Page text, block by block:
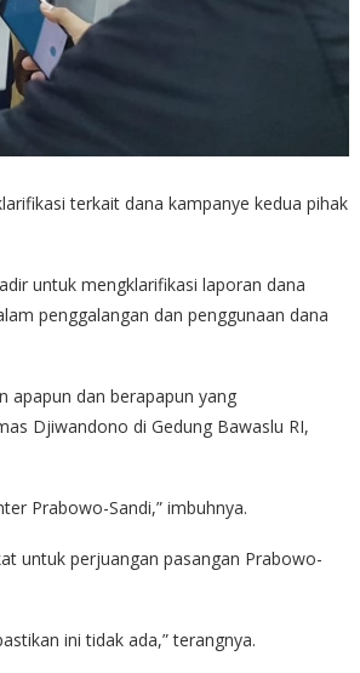
terkait dana kampanye kedua pihak
untuk mengklarifikasi laporan dana
penggalangan dan penggunaan dana
apapun dan berapapun yang
Djiwandono di Gedung Bawaslu RI,
Prabowo-Sandi,” imbuhnya.
untuk perjuangan pasangan Prabowo-
ini tidak ada,” terangnya.